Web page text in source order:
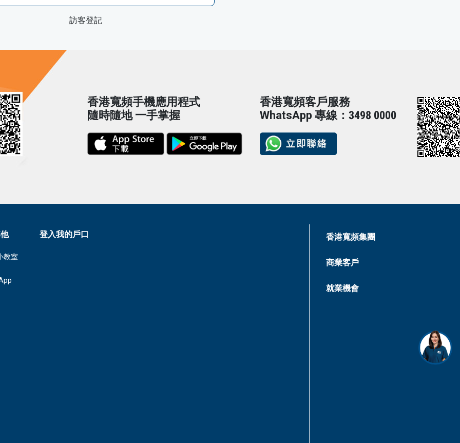
訪客登記
香港寬頻手機應用程式
隨時隨地 一手掌握
香港寬頻客戶服務
WhatsApp 專線：3498 0000
教室
登入我的戶口 香港寬頻集團
商業客戶
就業機會